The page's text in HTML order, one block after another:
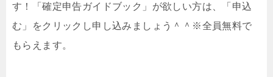
す！「確定申告ガイドブック」が欲しい方は、「申込
む」をクリックし申し込みましょう＾＾※全員無料で
もらえます。